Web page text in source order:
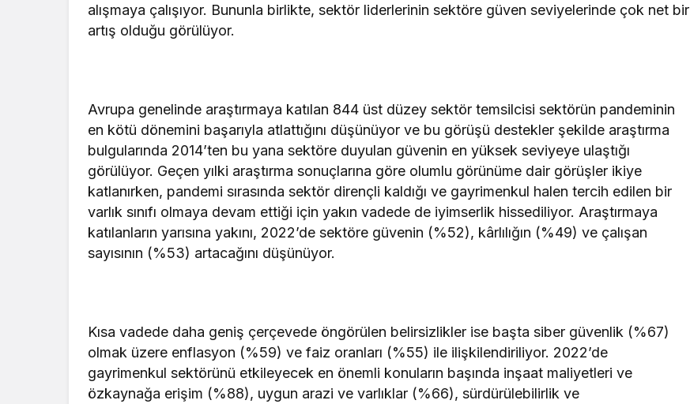
alışmaya çalışıyor. Bununla birlikte, sektör liderlerinin sektöre güven seviyelerinde çok net bir
artış olduğu görülüyor.
Avrupa genelinde araştırmaya katılan 844 üst düzey sektör temsilcisi sektörün pandeminin
en kötü dönemini başarıyla atlattığını düşünüyor ve bu görüşü destekler şekilde araştırma
bulgularında 2014’ten bu yana sektöre duyulan güvenin en yüksek seviyeye ulaştığı
görülüyor. Geçen yılki araştırma sonuçlarına göre olumlu görünüme dair görüşler ikiye
katlanırken, pandemi sırasında sektör dirençli kaldığı ve gayrimenkul halen tercih edilen bir
varlık sınıfı olmaya devam ettiği için yakın vadede de iyimserlik hissediliyor. Araştırmaya
katılanların yarısına yakını, 2022’de sektöre güvenin (%52), kârlılığın (%49) ve çalışan
sayısının (%53) artacağını düşünüyor.
Kısa vadede daha geniş çerçevede öngörülen belirsizlikler ise başta siber güvenlik (%67)
olmak üzere enflasyon (%59) ve faiz oranları (%55) ile ilişkilendiriliyor. 2022’de
gayrimenkul sektörünü etkileyecek en önemli konuların başında inşaat maliyetleri ve
özkaynağa erişim (%88), uygun arazi ve varlıklar (%66), sürdürülebilirlik ve